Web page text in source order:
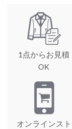
1点からお見積
OK
オンラインスト